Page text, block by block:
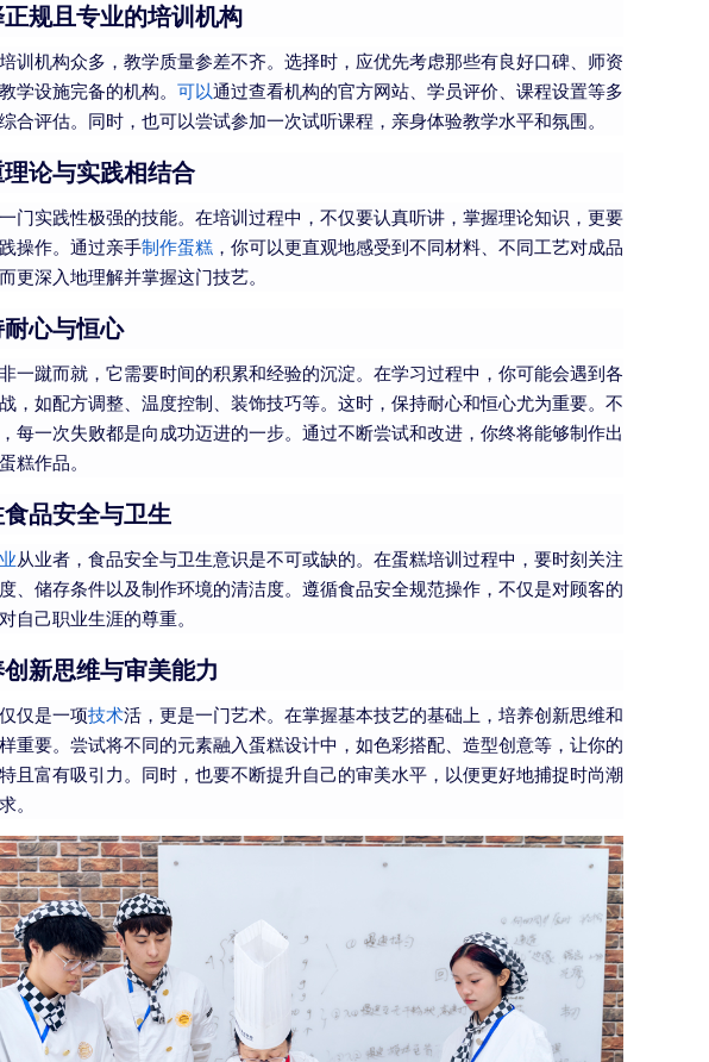
规且专业的培训机构
训机构众多，教学质量参差不齐。选择时，应优先考虑那些有良好口碑、师资
学设施完备的机构。 可以通过查看机构的官方网站、学员评价、课程设置等多
合评估。同时，也可以尝试参加一次试听课程，亲身体验教学水平和氛围。
论与实践相结合
门实践性极强的技能。在培训过程中，不仅要认真听讲，掌握理论知识，更要
操作。通过亲手制作蛋糕，你可以更直观地感受到不同材料、不同工艺对成品
更深入地理解并掌握这门技艺。
心与恒心
一蹴而就，它需要时间的积累和经验的沉淀。在学习过程中，你可能会遇到各
，如配方调整、温度控制、装饰技巧等。这时，保持耐心和恒心尤为重要。不
每一次失败都是向成功迈进的一步。通过不断尝试和改进，你终将能够制作出
糕作品。
品安全与卫生
从业者，食品安全与卫生意识是不可或缺的。在蛋糕培训过程中，要时刻关注
、储存条件以及制作环境的清洁度。遵循食品安全规范操作，不仅是对顾客的
自己职业生涯的尊重。
新思维与审美能力
仅是一项技术活，更是一门艺术。在掌握基本技艺的基础上，培养创新思维和
重要。尝试将不同的元素融入蛋糕设计中，如色彩搭配、造型创意等，让你的
且富有吸引力。同时，也要不断提升自己的审美水平，以便更好地捕捉时尚潮
。